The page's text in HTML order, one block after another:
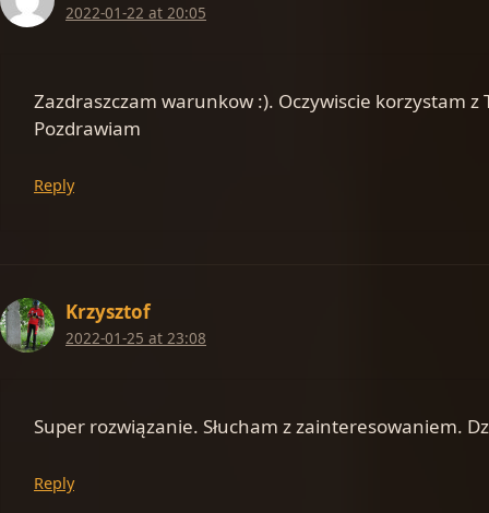
2022-01-22 at 20:05
Zazdraszczam warunkow :). Oczywiscie korzystam z
Pozdrawiam
Reply
Krzysztof
2022-01-25 at 23:08
Super rozwiązanie. Słucham z zainteresowaniem.
Reply